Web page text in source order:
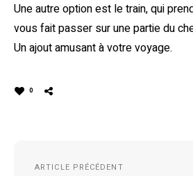
Une autre option est le train, qui
vous fait passer sur une partie du
Un ajout amusant à votre voyage.
0
ARTICLE PRÉCÉDENT